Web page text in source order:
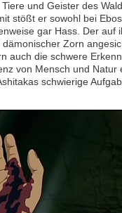
und Geister des
stößt er sowohl bei
gar Hass. Der auf
Zorn
auch die schwere
von Mensch und Natur
schwierige